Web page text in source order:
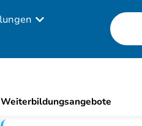
Weiterbildungsangebote